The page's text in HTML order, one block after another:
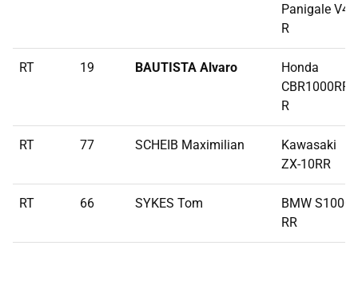
Panigale V4
R
RT 19 BAUTISTA Alvaro
Honda
CBR1000RR-
R
RT 77 SCHEIB Maximilian
Kawasaki
ZX-10RR
RT 66 SYKES Tom
BMW S1000
RR